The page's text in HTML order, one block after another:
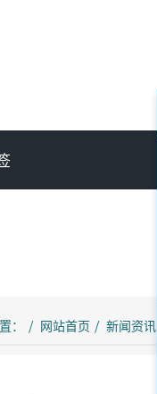
： 网站首页 新闻资讯